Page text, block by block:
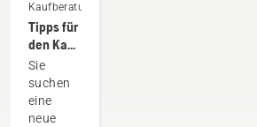
Kaufberatung
Tipps für
den Kauf
der
passenden
Schneefräse
Sie
suchen
eine
neue